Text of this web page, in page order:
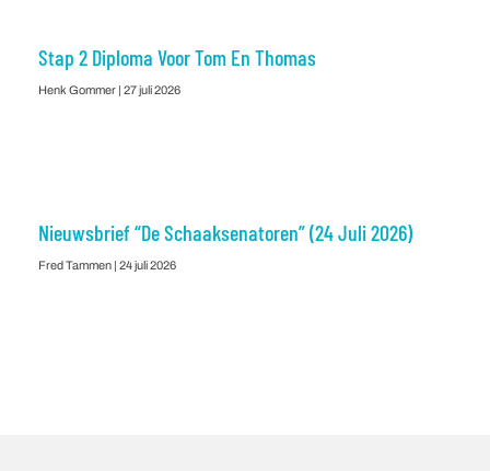
Stap 2 Diploma Voor Tom En Thomas
Henk Gommer 27 juli 2026
Nieuwsbrief “De Schaaksenatoren” (24 Juli 2026)
Fred Tammen 24 juli 2026